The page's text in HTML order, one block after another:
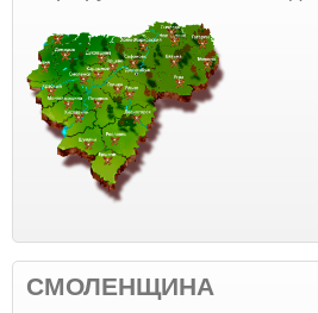
СМОЛЕНЩИНА